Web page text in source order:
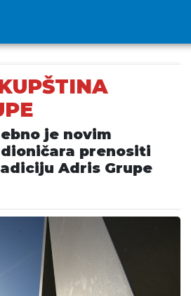
je novim
prenositi
Adris Grupe